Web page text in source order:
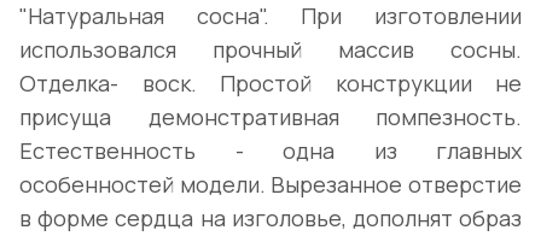
"Натуральная сосна". При изготовлении
использовался прочный массив сосны.
Отделка- воск. Простой конструкции не
присуща демонстративная помпезность.
Естественность - одна из главных
особенностей модели. Вырезанное отверстие
в форме сердца на изголовье, дополнят образ